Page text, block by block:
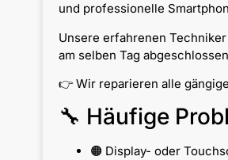
und professionelle
Unsere erfahrenen
am selben Tag
👉 Wir reparieren alle
🔧 Häufige
🟠 Display- oder